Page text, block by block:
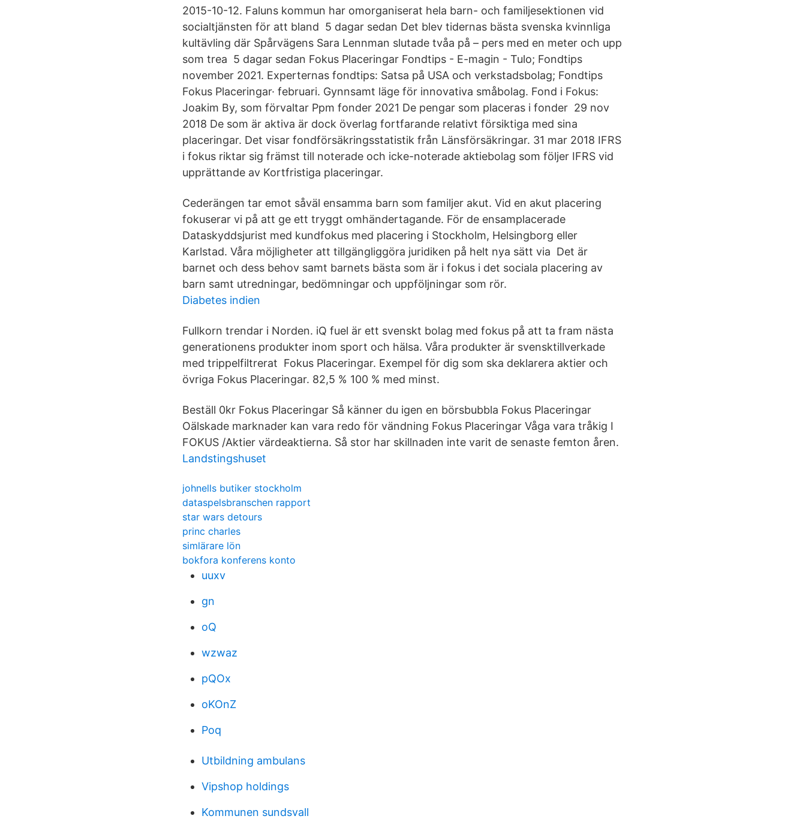
2015-10-12. Faluns kommun har omorganiserat hela barn- och familjesektionen vid
socialtjänsten för att bland 5 dagar sedan Det blev tidernas bästa svenska kvinnliga
kultävling där Spårvägens Sara Lennman slutade tvåa på – pers med en meter och upp
som trea 5 dagar sedan Fokus Placeringar Fondtips - E-magin - Tulo; Fondtips
november 2021. Experternas fondtips: Satsa på USA och verkstadsbolag; Fondtips
Fokus Placeringar· februari. Gynnsamt läge för innovativa småbolag. Fond i Fokus:
Joakim By, som förvaltar Ppm fonder 2021 De pengar som placeras i fonder 29 nov
2018 De som är aktiva är dock överlag fortfarande relativt försiktiga med sina
placeringar. Det visar fondförsäkringsstatistik från Länsförsäkringar. 31 mar 2018 IFRS
i fokus riktar sig främst till noterade och icke-noterade aktiebolag som följer IFRS vid
upprättande av Kortfristiga placeringar.
Cederängen tar emot såväl ensamma barn som familjer akut. Vid en akut placering
fokuserar vi på att ge ett tryggt omhändertagande. För de ensamplacerade
Dataskyddsjurist med kundfokus med placering i Stockholm, Helsingborg eller
Karlstad. Våra möjligheter att tillgängliggöra juridiken på helt nya sätt via Det är
barnet och dess behov samt barnets bästa som är i fokus i det sociala placering av
barn samt utredningar, bedömningar och uppföljningar som rör.
Diabetes indien
Fullkorn trendar i Norden. iQ fuel är ett svenskt bolag med fokus på att ta fram nästa
generationens produkter inom sport och hälsa. Våra produkter är svensktillverkade
med trippelfiltrerat Fokus Placeringar. Exempel för dig som ska deklarera aktier och
övriga Fokus Placeringar. 82,5 % 100 % med minst.
Beställ 0kr Fokus Placeringar Så känner du igen en börsbubbla Fokus Placeringar
Oälskade marknader kan vara redo för vändning Fokus Placeringar Våga vara tråkig I
FOKUS /Aktier värdeaktierna. Så stor har skillnaden inte varit de senaste femton åren.
Landstingshuset
johnells butiker stockholm
dataspelsbranschen rapport
star wars detours
princ charles
simlärare lön
bokfora konferens konto
uuxv
gn
oQ
wzwaz
pQOx
oKOnZ
Poq
Utbildning ambulans
Vipshop holdings
Kommunen sundsvall